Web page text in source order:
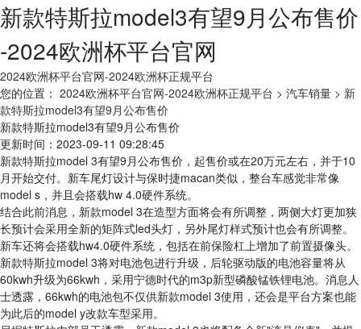
新款特斯拉model3有望9月公布售价
-2024欧洲杯平台官网
2024欧洲杯平台官网-2024欧洲杯正规平台
您的位置： 2024欧洲杯平台官网-2024欧洲杯正规平台 > 汽车销量 > 新
款特斯拉model3有望9月公布售价
新款特斯拉model3有望9月公布售价
更新时间：2023-09-11 09:28:45
新款特斯拉model 3有望9月公布售价，起售价或在20万元左右，并于10
月开始交付。新车尾灯设计与保时捷macan类似，整台车感觉非常像
model s，并且会搭载hw 4.0硬件系统。
结合此前消息，新款model 3在造型方面将会有所调整，两侧大灯更加狭
长预计会采用全新的矩阵式led头灯，另外尾灯样式预计也会有所调整。
新车还将会搭载hw4.0硬件系统，包括在前保险杠上增加了前置摄像头。
新款特斯拉model 3将对电池包进行升级，后轮驱动版的电池容量将从
60kwh升级为66kwh，采用宁德时代的m3p新型磷酸锰铁锂电池。消息人
士透露，66kwh的电池包不仅供新款model 3使用，还会是平台方案也能
为此后的model y改款车型采用。